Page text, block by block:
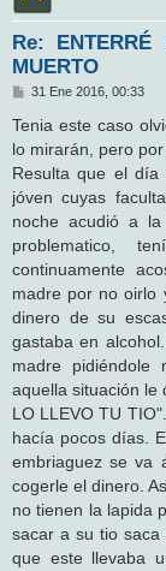
Re:
MUERTO
M
n
a
j
e
31 Ene 2016, 00:33
Tenia este caso
lo mirarán, pero
Resulta que el
jóven cuyas
noche acudió a
problematico,
continuamente
madre por no oirlo
dinero de su
gastaba en
madre
aquella situación le
LO LLEVO TU
hacía pocos días.
embriaguez se va
cogerle el dinero.
no tienen la lapida
sacar a su tio saca
que este llevaba